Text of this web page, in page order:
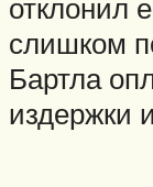
отклонил
слишком
Бартла
издержки